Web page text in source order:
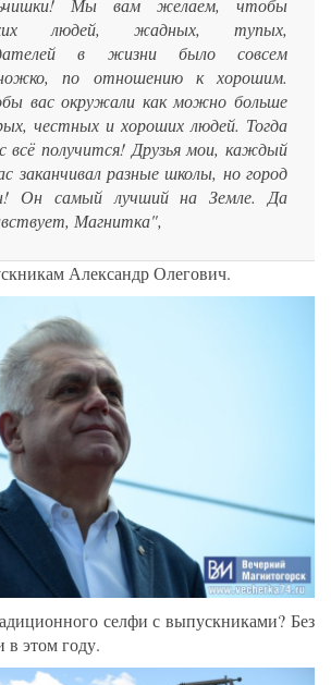
Мы вам желаем, чтобы
людей, жадных, тупых,
в жизни было совсем
по отношению к хорошим.
вас окружали как можно больше
честных и хороших людей. Тогда
всё получится! Друзья мои, каждый
заканчивал разные школы, но город
Он самый лучший на Земле. Да
Магнитка",
Александр Олегович.
селфи с выпускниками? Без
в этом году.